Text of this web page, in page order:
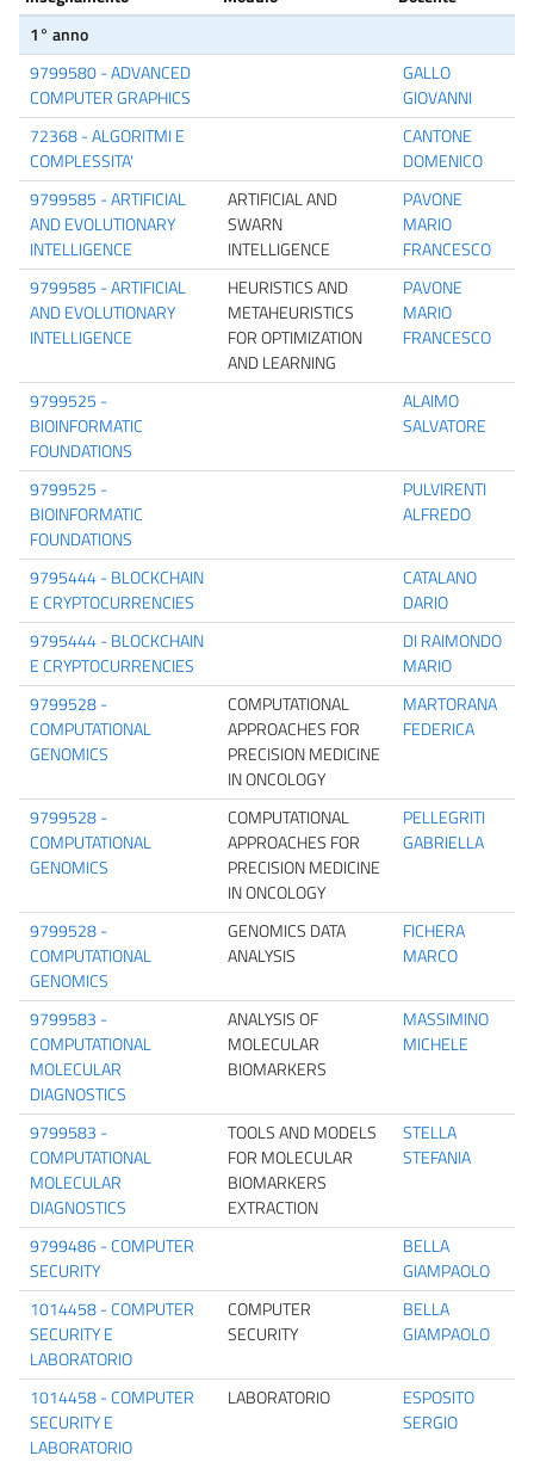
1° anno
9799580 - ADVANCED
COMPUTER GRAPHICS
GALLO
GIOVANNI
72368 - ALGORITMI E
COMPLESSITA'
CANTONE
DOMENICO
9799585 - ARTIFICIAL
AND EVOLUTIONARY
INTELLIGENCE
ARTIFICIAL AND
SWARN
INTELLIGENCE
PAVONE
MARIO
FRANCESCO
9799585 - ARTIFICIAL
AND EVOLUTIONARY
INTELLIGENCE
HEURISTICS AND
METAHEURISTICS
FOR OPTIMIZATION
AND LEARNING
PAVONE
MARIO
FRANCESCO
9799525 -
BIOINFORMATIC
FOUNDATIONS
ALAIMO
SALVATORE
9799525 -
BIOINFORMATIC
FOUNDATIONS
PULVIRENTI
ALFREDO
9795444 - BLOCKCHAIN
E CRYPTOCURRENCIES
CATALANO
DARIO
9795444 - BLOCKCHAIN
E CRYPTOCURRENCIES
DI RAIMONDO
MARIO
9799528 -
COMPUTATIONAL
GENOMICS
COMPUTATIONAL
APPROACHES FOR
PRECISION MEDICINE
IN ONCOLOGY
MARTORANA
FEDERICA
9799528 -
COMPUTATIONAL
GENOMICS
COMPUTATIONAL
APPROACHES FOR
PRECISION MEDICINE
IN ONCOLOGY
PELLEGRITI
GABRIELLA
9799528 -
COMPUTATIONAL
GENOMICS
GENOMICS DATA
ANALYSIS
FICHERA
MARCO
9799583 -
COMPUTATIONAL
MOLECULAR
DIAGNOSTICS
ANALYSIS OF
MOLECULAR
BIOMARKERS
MASSIMINO
MICHELE
9799583 -
COMPUTATIONAL
MOLECULAR
DIAGNOSTICS
TOOLS AND MODELS
FOR MOLECULAR
BIOMARKERS
EXTRACTION
STELLA
STEFANIA
9799486 - COMPUTER
SECURITY
BELLA
GIAMPAOLO
1014458 - COMPUTER
SECURITY E
LABORATORIO
COMPUTER
SECURITY
BELLA
GIAMPAOLO
1014458 - COMPUTER
SECURITY E
LABORATORIO
LABORATORIO
ESPOSITO
SERGIO